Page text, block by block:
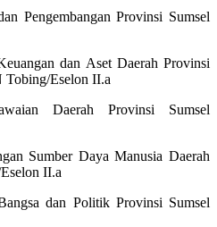
Pengembangan Provinsi Sumsel
dan Aset Daerah Provinsi
Tobing/Eselon II.a
Daerah Provinsi Sumsel
Sumber Daya Manusia Daerah
II.a
dan Politik Provinsi Sumsel